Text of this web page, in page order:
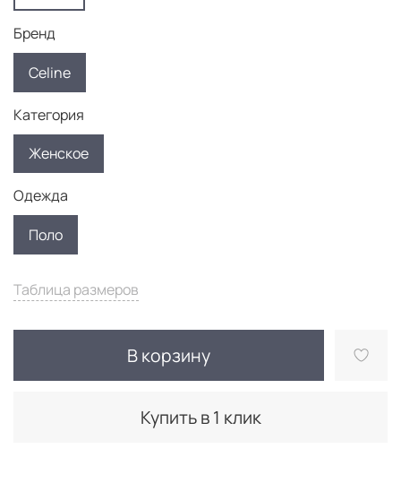
Таблица размеров
В корзину
Купить в 1 клик
Бренд
Celine
Категория
Женское
Одежда
Поло